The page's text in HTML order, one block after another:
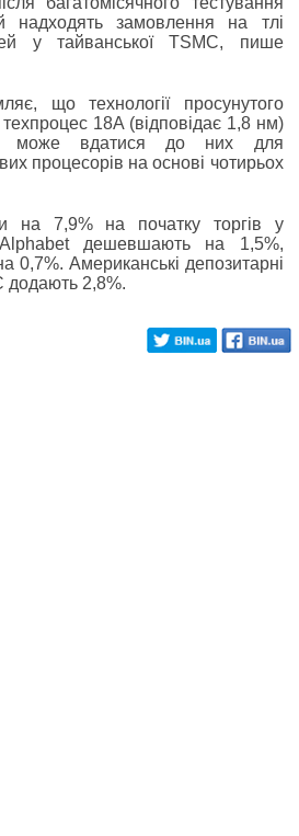
надходять замовлення на тлі
у тайванської TSMC, пише
що технології просунутого
техпроцес 18A (відповідає 1,8 нм)
може вдатися до них для
процесорів на основі чотирьох
на 7,9% на початку торгів у
дешевшають на 1,5%,
0,7%. Американські депозитарні
додають 2,8%.